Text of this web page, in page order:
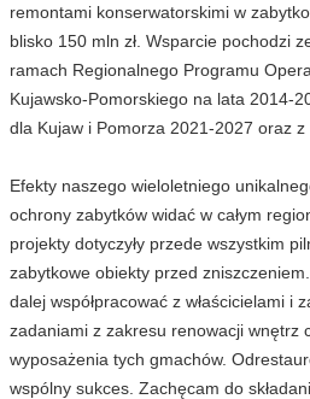
remontami konserwatorskimi w
blisko 150 mln zł. Wsparcie pochodzi
ramach Regionalnego Programu
Kujawsko-Pomorskiego na lata 2014-
dla Kujaw i Pomorza 2021-2027 oraz z
Efekty naszego wieloletniego
ochrony zabytków widać w całym
projekty dotyczyły przede wszystkim
zabytkowe obiekty przed
dalej współpracować z właścicielami i
zadaniami z zakresu renowacji wnętrz
wyposażenia tych gmachów.
wspólny sukces. Zachęcam do